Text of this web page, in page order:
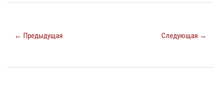
← Предыдущая Следующая →